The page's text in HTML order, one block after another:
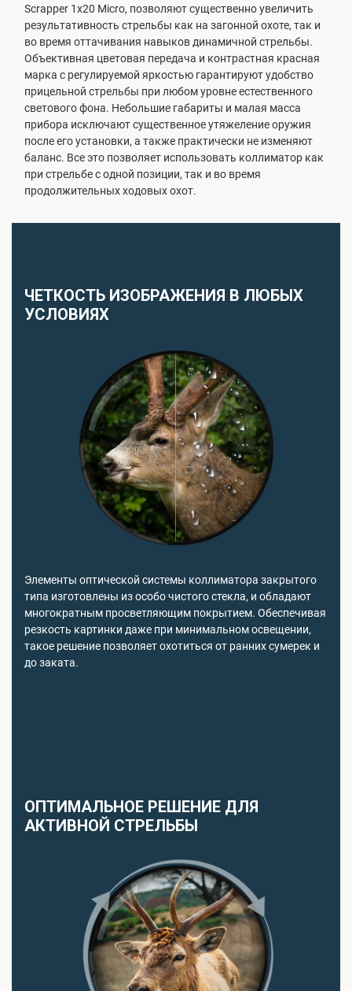
Scrapper 1x20 Micro, позволяют существенно увеличить
результативность стрельбы как на загонной охоте, так и
во время оттачивания навыков динамичной стрельбы.
Объективная цветовая передача и контрастная красная
марка с регулируемой яркостью гарантируют удобство
прицельной стрельбы при любом уровне естественного
светового фона. Небольшие габариты и малая масса
прибора исключают существенное утяжеление оружия
после его установки, а также практически не изменяют
баланс. Все это позволяет использовать коллиматор как
при стрельбе с одной позиции, так и во время
продолжительных ходовых охот.
ЧЕТКОСТЬ ИЗОБРАЖЕНИЯ В ЛЮБЫХ
УСЛОВИЯХ
Элементы оптической системы коллиматора закрытого
типа изготовлены из особо чистого стекла, и обладают
многократным просветляющим покрытием. Обеспечивая
резкость картинки даже при минимальном освещении,
такое решение позволяет охотиться от ранних сумерек и
до заката.
ОПТИМАЛЬНОЕ РЕШЕНИЕ ДЛЯ
АКТИВНОЙ СТРЕЛЬБЫ